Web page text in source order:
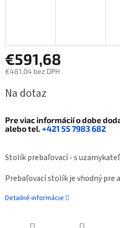
€591,68
€481,04 bez DPH
cena:
Na dotaz
Pre viac informácií o dobe
alebo tel. +421 55 7983 682
Stolík prebaľovací - s
Prebaľovací stolík je vhodný pre
Detailné informácie